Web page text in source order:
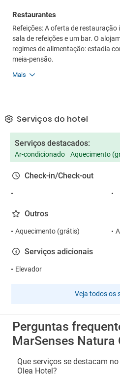
Restaurantes
Refeições: A oferta de
sala de refeições e um bar. O
regimes de alimentação: estadia
meia-pensão.
Mais
Serviços do hotel
Serviços destacados:
Ar-condicionado Aquecimento
Check-in/Check-out
Outros
Aquecimento (grátis)
Serviços adicionais
Elevador
Veja todos os
Perguntas
MarSenses Natura
Que serviços se destacam
Olea Hotel?